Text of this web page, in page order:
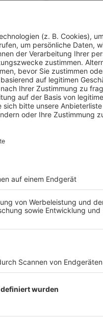
:- TSV Aubstadt
- -
:- Würzburger
- -
:- Würzburger
- -
- -